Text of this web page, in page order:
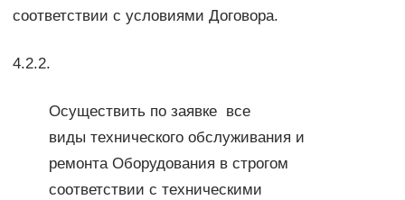
соответствии с условиями Договора.
4.2.2.
Осуществить по заявке все
виды технического обслуживания и
ремонта Оборудования в строгом
соответствии с техническими